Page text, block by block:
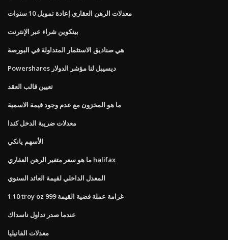
معدلات الرهن العقاري إعادة تمويل 10 سنوات
بيتكوين شراء عبر الإنترنت
هي صناديق الاستثمار المتداولة في البورصة
Powershares ديسيبل لنا مؤشر الدولار
تعيين قالب العقد
ما هو المخزون مع عدم وجود قيمة الاسمية
معدلات ضريبة الدخل كندا
الأسهم يانكي
ما هو سعر متغير الرهن العقاري halifax
المعدل الداخلي لقيمة العائد السنوي
1 10 troy oz 999 غرامة عملة فضية القيمة
عندما صدر تداول ناسداك
معدلات الفانيليا